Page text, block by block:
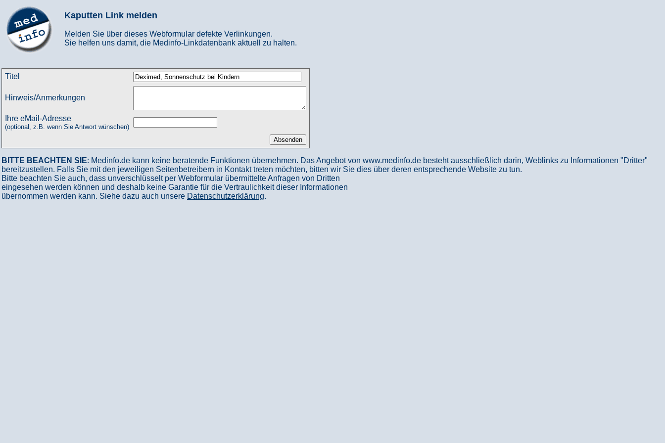
Kaputten Link melden
Melden Sie über dieses Webformular defekte Verlinkungen.
Sie helfen uns damit, die Medinfo-Linkdatenbank aktuell zu halten.
Titel
Hinweis/Anmerkungen
Ihre eMail-Adresse
(optional, z.B. wenn Sie Antwort wünschen)
BITTE BEACHTEN SIE: Medinfo.de kann keine beratende Funktionen übernehmen. Das Angebot von www.medinfo.de besteht ausschließlich darin, Weblinks zu Informationen "Dritter"
bereitzustellen. Falls Sie mit den jeweiligen Seitenbetreibern in Kontakt treten möchten, bitten wir Sie dies über deren entsprechende Website zu tun.
Bitte beachten Sie auch, dass unverschlüsselt per Webformular übermittelte Anfragen von Dritten
eingesehen werden können und deshalb keine Garantie für die Vertraulichkeit dieser Informationen
übernommen werden kann. Siehe dazu auch unsere Datenschutzerklärung.